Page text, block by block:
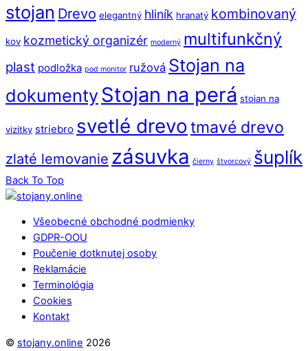
stojan Drevo elegantný hliník hranatý kombinovaný
kov kozmetický organizér moderný multifunkčný
plast podložka pod monitor ružová Stojan na
dokumenty Stojan na perá stojan na
vizitky striebro svetlé drevotmavé drevo
zlaté lemovanie zásuvka čierny štvorcový šuplík
Back To Top
Všeobecné obchodné podmienky
GDPR-OOU
Poučenie dotknutej osoby
Reklamácie
Terminológia
Cookies
Kontakt
© stojany.online 2026